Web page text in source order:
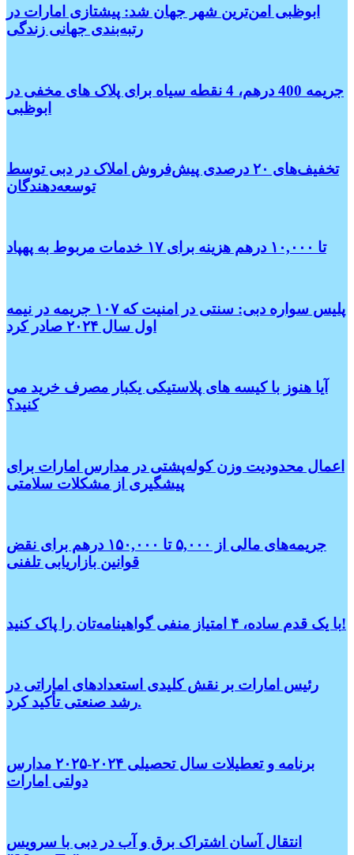
ابوظبی امن‌ترین شهر جهان شد: پیشتازی امارات در
رتبه‌بندی جهانی زندگی
جریمه 400 درهم، 4 نقطه سیاه برای پلاک های مخفی در
ابوظبی
تخفیف‌های ۲۰ درصدی پیش‌فروش املاک در دبی توسط
توسعه‌دهندگان
تا ۱۰,۰۰۰ درهم هزینه برای ۱۷ خدمات مربوط به پهپاد
پلیس سواره دبی: سنتی در امنیت که ۱۰۷ جریمه در نیمه
اول سال ۲۰۲۴ صادر کرد
آیا هنوز با کیسه های پلاستیکی یکبار مصرف خرید می
کنید؟
اعمال محدودیت وزن کوله‌پشتی در مدارس امارات برای
پیشگیری از مشکلات سلامتی
جریمه‌های مالی از ۵,۰۰۰ تا ۱۵۰,۰۰۰ درهم برای نقض
قوانین بازاریابی تلفنی
با یک قدم ساده، ۴ امتیاز منفی گواهینامه‌تان را پاک کنید!
رئیس امارات بر نقش کلیدی استعدادهای اماراتی در
رشد صنعتی تأکید کرد.
برنامه و تعطیلات سال تحصیلی ۲۰۲۴-۲۰۲۵ مدارس
دولتی امارات
انتقال آسان اشتراک برق و آب در دبی با سرویس